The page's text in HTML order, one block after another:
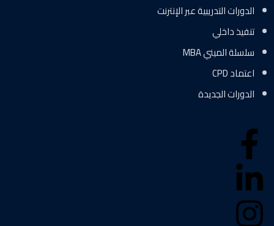
الدورات التدريبية عبر الإنترنت
تنفيذ داخلي
سلسلة الميني MBA
اعتماد CPD
الدورات الجديدة